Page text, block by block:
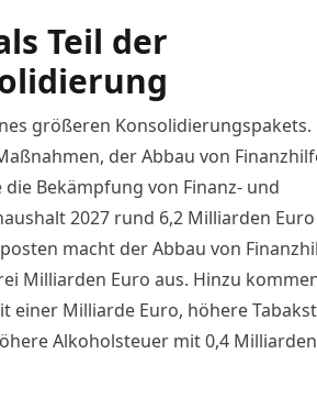
Teil der
größeren Konsolidierungspakets.
der Abbau von
Bekämpfung von Finanz- und
2027 rund 6,2 Milliarden Euro
macht der Abbau von
Milliarden Euro aus. Hinzu
einer Milliarde Euro, höhere
Alkoholsteuer mit 0,4